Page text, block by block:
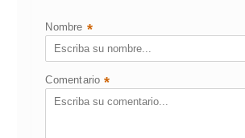
Nombre *
Comentario *